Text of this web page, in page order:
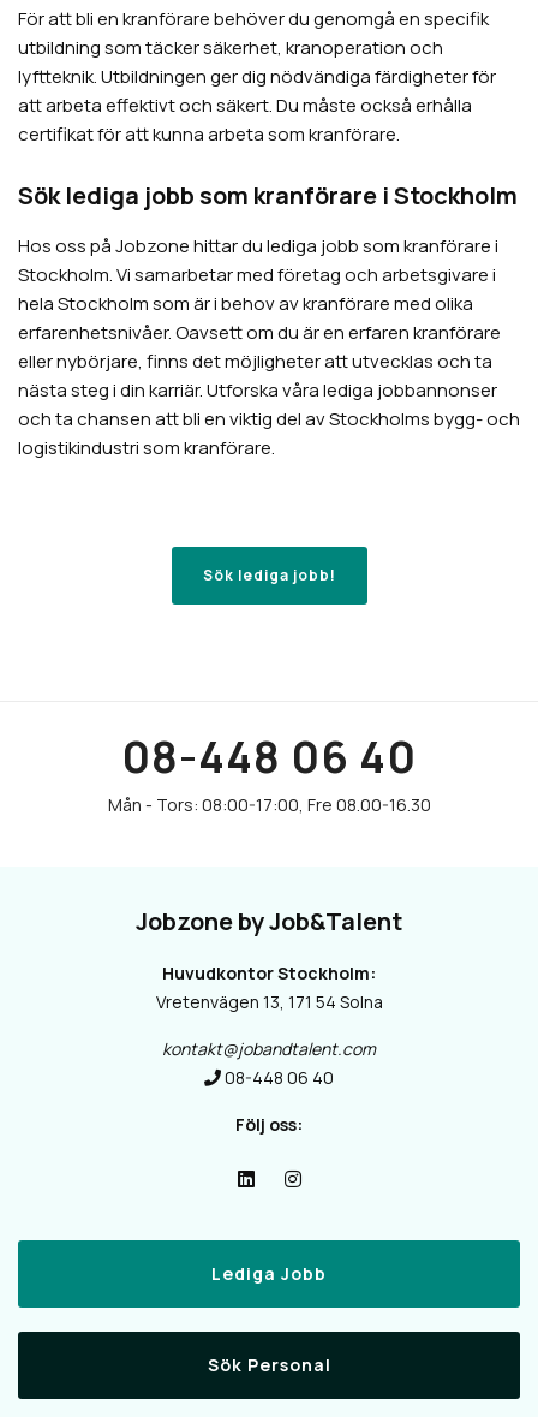
För att bli en kranförare behöver du genomgå en specifik
utbildning som täcker säkerhet, kranoperation och
lyftteknik. Utbildningen ger dig nödvändiga färdigheter för
att arbeta effektivt och säkert. Du måste också erhålla
certifikat för att kunna arbeta som kranförare.
Sök lediga jobb som kranförare i Stockholm
Hos oss på Jobzone hittar du lediga jobb som kranförare i
Stockholm. Vi samarbetar med företag och arbetsgivare i
hela Stockholm som är i behov av kranförare med olika
erfarenhetsnivåer. Oavsett om du är en erfaren kranförare
eller nybörjare, finns det möjligheter att utvecklas och ta
nästa steg i din karriär. Utforska våra lediga jobbannonser
och ta chansen att bli en viktig del av Stockholms bygg- och
logistikindustri som kranförare.
Sök lediga jobb!
08-448 06 40
Jobzone by Job&Talent
Huvudkontor Stockholm:
Vretenvägen 13, 171 54 Solna
kontakt@jobandtalent.com
08-448 06 40
Följ oss:
Lediga Jobb
Sök Personal